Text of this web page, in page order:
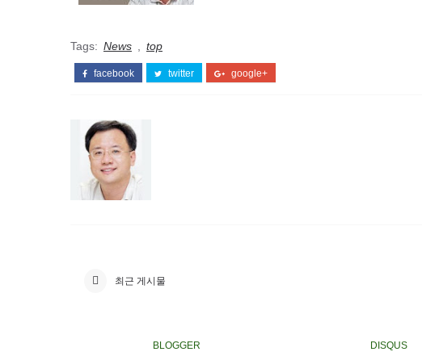
Tags: News top
facebook twitter google+
최근 게시물
BLOGGER DISQUS